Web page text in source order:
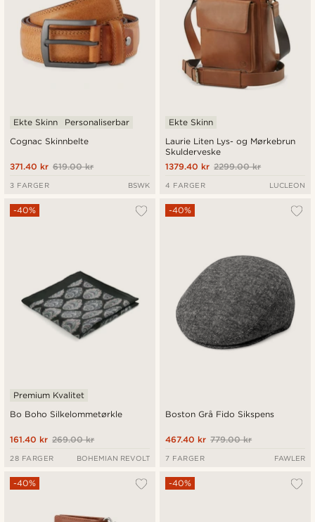
Cognac Skinnbelte
Ekte Skinn Personaliserbar
619.00 kr
371.40 kr
3 FARGER BSWK
Laurie Liten Lys- og Mørkebrun
Skulderveske
Ekte Skinn
2299.00 kr
1379.40 kr
4 FARGER LUCLEON
Bo Boho Silkelommetørkle
-40%
Premium Kvalitet
269.00 kr
161.40 kr
28 FARGER BOHEMIAN REVOLT
Boston Grå Fido Sikspens
-40%
779.00 kr
467.40 kr
7 FARGER FAWLER
-40% -40%